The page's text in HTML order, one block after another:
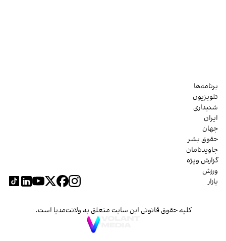
برنامه‌ها
تلویزیون
شنیداری
ایران
جهان
حقوق بشر
جاویدنامان
گزارش ویژه
ورزش
بازار
کلیه حقوق قانونی این سایت متعلق به ولانت‌مدیا است.